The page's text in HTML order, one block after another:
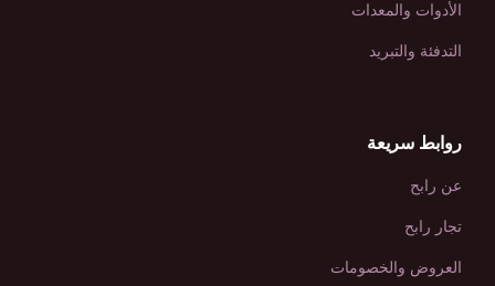
الأدوات والمعدات
التدفئة والتبريد
روابط سريعة
عن رابح
تجار رابح
العروض والخصومات